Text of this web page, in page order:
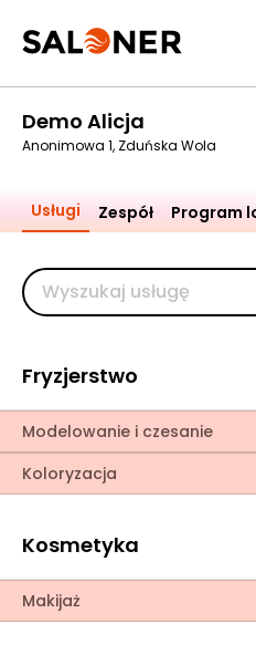
Demo Alicja
Anonimowa 1, Zduńska Wola
Usługi Zespół Program
Fryzjerstwo
Modelowanie i czesanie
Koloryzacja
Kosmetyka
Makijaż